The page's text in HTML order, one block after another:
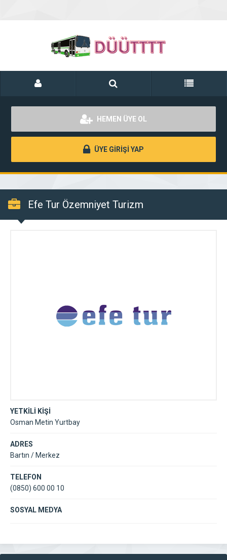
HEMEN ÜYE OL
ÜYE GİRİŞİ YAP
Efe Tur Özemniyet Turizm
YETKİLİ KİŞİ
Osman Metin Yurtbay
ADRES
Bartın / Merkez
TELEFON
(0850) 600 00 10
SOSYAL MEDYA